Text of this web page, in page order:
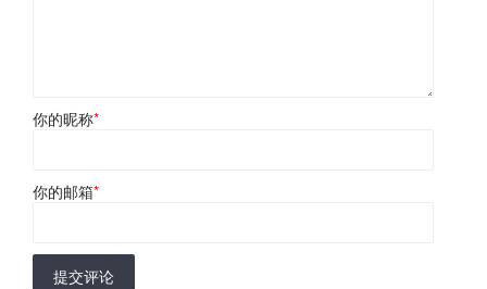
你的昵称*
你的邮箱*
提交评论